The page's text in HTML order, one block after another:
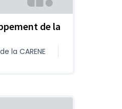
de la
la CARENE